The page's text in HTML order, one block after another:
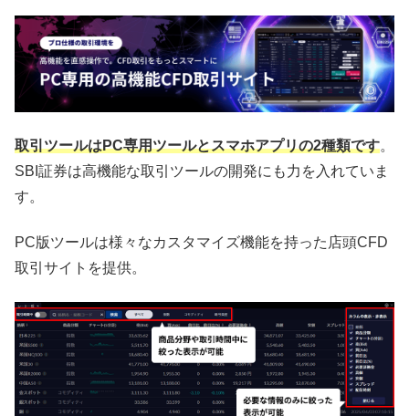
取引ツールはPC専用ツールとスマホアプリの2種類です。
SBI証券は高機能な取引ツールの開発にも力を入れていま
す。
PC版ツールは様々なカスタマイズ機能を持った店頭CFD
取引サイトを提供。